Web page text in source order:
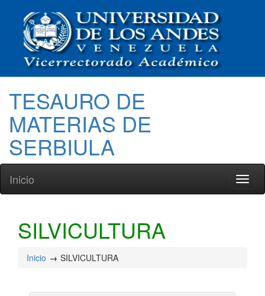
TESAURO DE
MATERIAS DE
SERBIULA
Inicio
SILVICULTURA
Inicio SILVICULTURA